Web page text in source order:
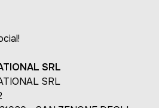
SRL
SRL